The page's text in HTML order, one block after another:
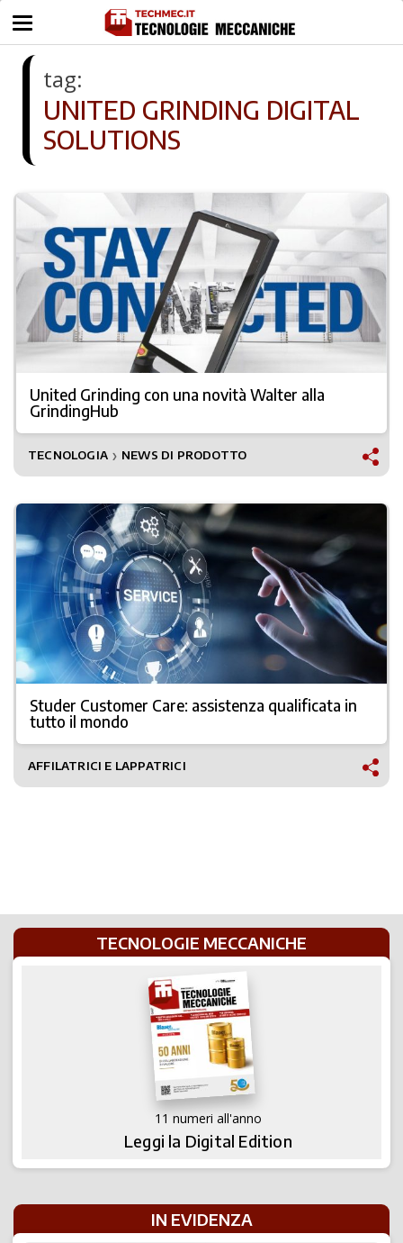
tag:
UNITED GRINDING DIGITAL
SOLUTIONS
United Grinding con una novità Walter alla
GrindingHub
TECNOLOGIA ❯ NEWS DI PRODOTTO
Studer Customer Care: assistenza qualificata in
tutto il mondo
AFFILATRICI E LAPPATRICI
TECNOLOGIE MECCANICHE
11 numeri all'anno
Leggi la Digital Edition
IN EVIDENZA